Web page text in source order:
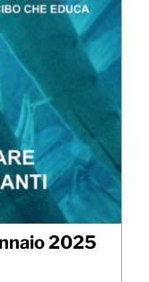
2025